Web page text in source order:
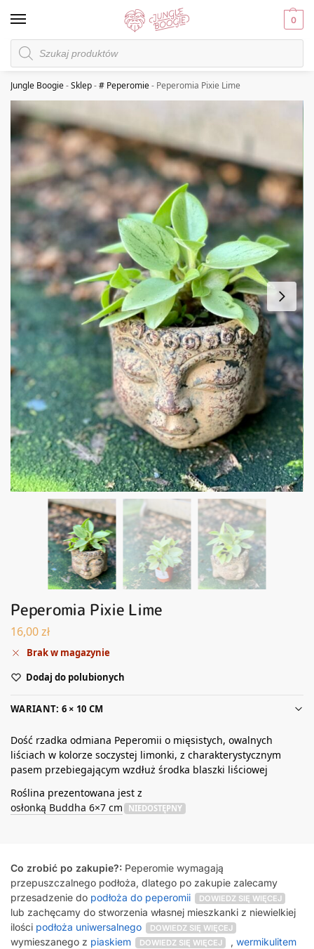
0
Jungle Boogie-Sklep-# Peperomie- Peperomia Pixie Lime
Peperomia Pixie Lime
16,00zł
Brak w magazynie
Dodaj do polubionych
WARIANT: 6 × 10 CM
Dość rzadka odmiana Peperomii o mięsistych, owalnych
liściach w kolorze soczystej limonki, z charakterystycznym
pasem przebiegającym wzdłuż środka blaszki liściowej
Roślina prezentowana jest z
osłonką Buddha 6×7 cm
NIEDOSTĘPNY
Co zrobić po zakupie?: Peperomie wymagają
przepuszczalnego podłoża, dlatego po zakupie zalecamy
przesadzenie do podłoża do peperomii DOWIEDZ SIĘ WIĘCEJ
lub zachęcamy do stworzenia własnej mieszkanki z niewielkiej
ilości podłoża uniwersalnego DOWIEDZ SIĘ WIĘCEJ
wymieszanego z piaskiem DOWIEDZ SIĘ WIĘCEJ , wermikulitem